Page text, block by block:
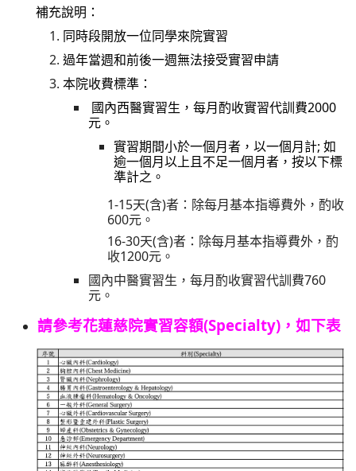
補充說明：
同時段開放一位同學來院實習
過年當週和前後一週無法接受實習申請
本院收費標準：
國內西醫實習生，每月酌收實習代訓費2000
元。
實習期間小於一個月者，以一個月計; 如
逾一個月以上且不足一個月者，按以下標
準計之。
1-15天(含)者：除每月基本指導費外，酌收
600元。
16-30天(含)者：除每月基本指導費外，酌
收1200元。
國內中醫實習生，每月酌收實習代訓費760
元。
請參考花蓮慈院實習容額(Specialty)，如下表